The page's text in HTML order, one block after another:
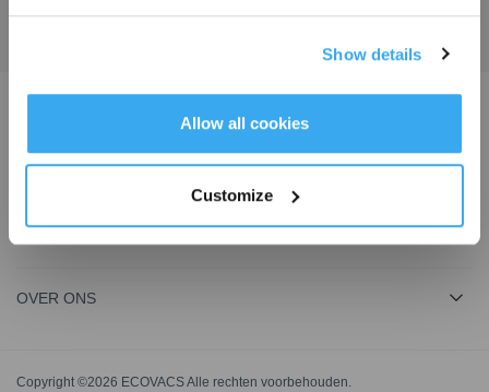
Show details
Allow all cookies
Customize
INDIENEN
Download de ECOVACS-app
OVER ONS
Copyright ©2026 ECOVACS Alle rechten voorbehouden.